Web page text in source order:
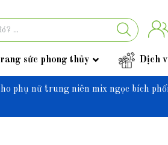
sức phong thủy Dịch
phụ nữ trung niên mix ngọc bích